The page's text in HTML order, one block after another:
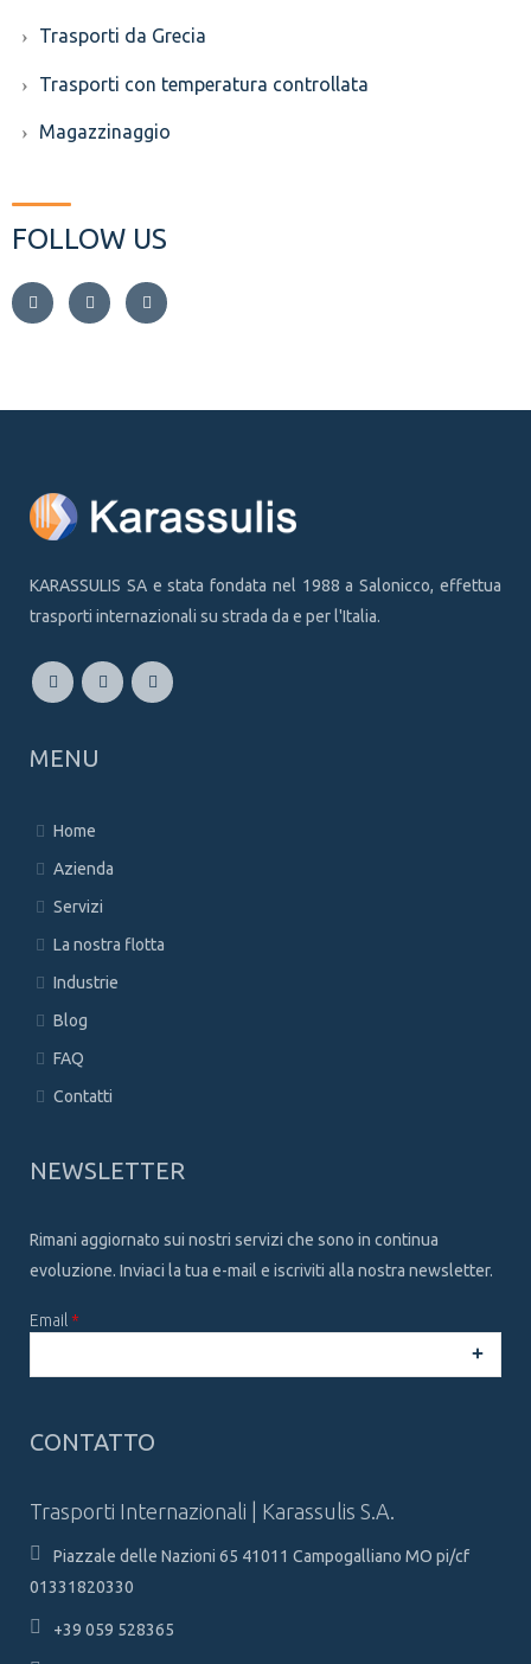
Trasporti da Grecia
Trasporti con temperatura controllata
Magazzinaggio
FOLLOW US
KARASSULIS SA e stata fondata nel 1988 a Salonicco, effettua
trasporti internazionali su strada da e per l'Italia.
MENU
Home
Azienda
Servizi
La nostra flotta
Industrie
Blog
FAQ
Contatti
NEWSLETTER
Rimani aggiornato sui nostri servizi che sono in continua
evoluzione. Inviaci la tua e-mail e iscriviti alla nostra newsletter.
Email *
question is
not you are a
visitor and to
prevent
spam
CONTATTO
Trasporti Internazionali | Karassulis S.A.
Piazzale delle Nazioni 65 41011 Campogalliano MO pi/cf
01331820330
+39 059 528365